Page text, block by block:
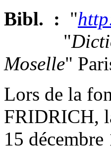
Bibl. : "
"
Moselle"
Lors de la
FRIDRICH,
15